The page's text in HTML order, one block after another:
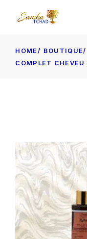
HOME BOUTIQUE
COMPLET CHEVEU